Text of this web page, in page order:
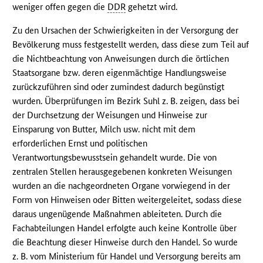
weniger offen gegen die DDR gehetzt wird.
Zu den Ursachen der Schwierigkeiten in der Versorgung der
Bevölkerung muss festgestellt werden, dass diese zum Teil auf
die Nichtbeachtung von Anweisungen durch die örtlichen
Staatsorgane bzw. deren eigenmächtige Handlungsweise
zurückzuführen sind oder zumindest dadurch begünstigt
wurden. Überprüfungen im Bezirk Suhl z. B. zeigen, dass bei
der Durchsetzung der Weisungen und Hinweise zur
Einsparung von Butter, Milch usw. nicht mit dem
erforderlichen Ernst und politischen
Verantwortungsbewusstsein gehandelt wurde. Die von
zentralen Stellen herausgegebenen konkreten Weisungen
wurden an die nachgeordneten Organe vorwiegend in der
Form von Hinweisen oder Bitten weitergeleitet, sodass diese
daraus ungenügende Maßnahmen ableiteten. Durch die
Fachabteilungen Handel erfolgte auch keine Kontrolle über
die Beachtung dieser Hinweise durch den Handel. So wurde
z. B. vom Ministerium für Handel und Versorgung bereits am